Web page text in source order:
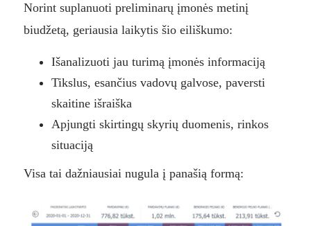
Norint suplanuoti preliminarų įmonės metinį
biudžetą, geriausia laikytis šio eiliškumo:
Išanalizuoti jau turimą įmonės informaciją
Tikslus, esančius vadovų galvose, paversti
skaitine išraiška
Apjungti skirtingų skyrių duomenis, rinkos
situaciją
Visa tai dažniausiai nugula į panašią formą: